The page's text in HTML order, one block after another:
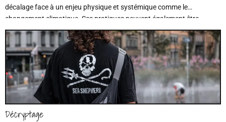
décalage face à un enjeu physique et systémique comme le
changement climatique. Ses pratiques peuvent également être
compatibles avec une idéologie réactionnaire. Le New Age représente
donc un risque, tant sur le plan individuel que sociétal, renforcé par
une présence discrète mais profonde au sein de la société.
Décryptage